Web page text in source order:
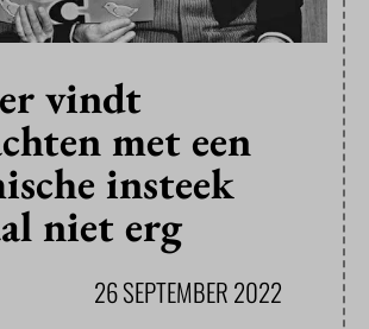
vindt
met een
insteek
niet erg
26 SEPTEMBER 2022